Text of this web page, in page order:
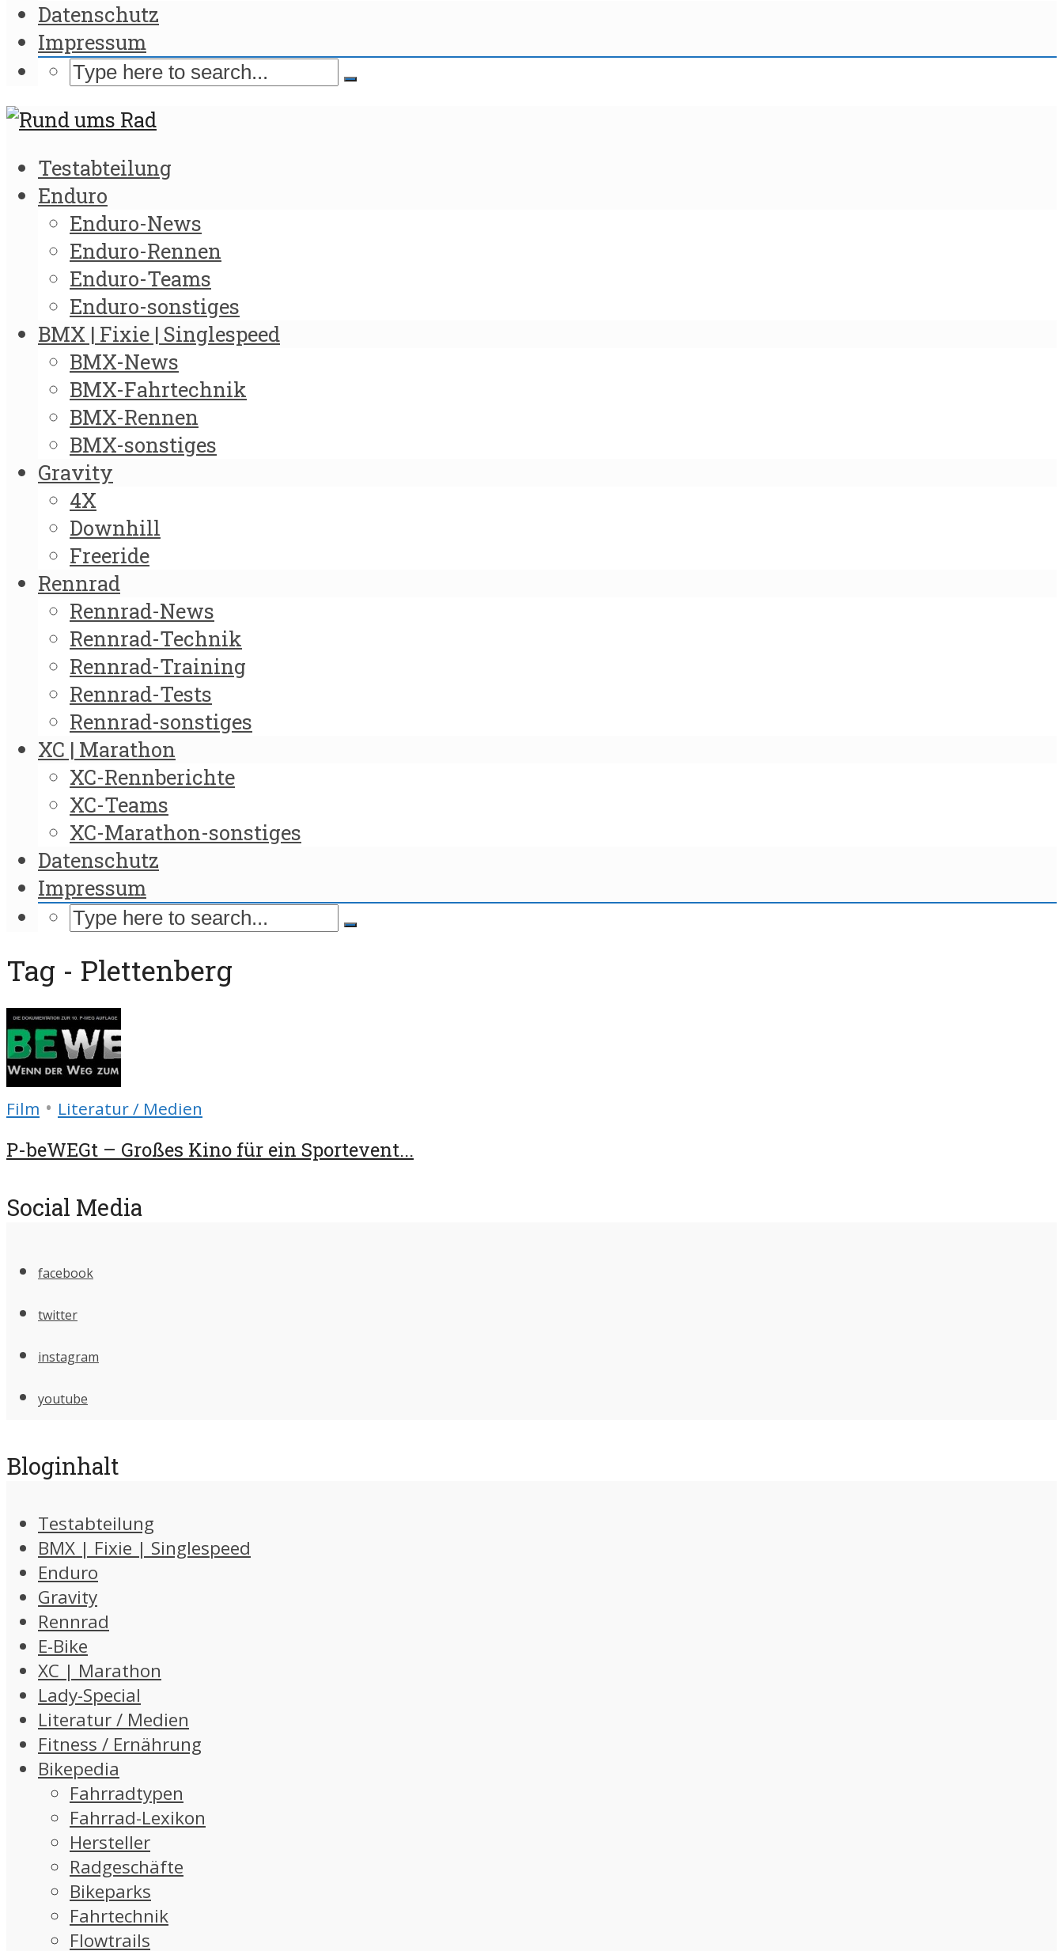
Datenschutz
Impressum
Testabteilung
Enduro
Enduro-News
Enduro-Rennen
Enduro-Teams
Enduro-sonstiges
BMX | Fixie | Singlespeed
BMX-News
BMX-Fahrtechnik
BMX-Rennen
BMX-sonstiges
Gravity
4X
Downhill
Freeride
Rennrad
Rennrad-News
Rennrad-Technik
Rennrad-Training
Rennrad-Tests
Rennrad-sonstiges
XC | Marathon
XC-Rennberichte
XC-Teams
XC-Marathon-sonstiges
Datenschutz
Impressum
Tag - Plettenberg
Film • Literatur / Medien
P-beWEGt – Großes Kino für ein Sportevent...
Social Media
facebook
twitter
instagram
youtube
Bloginhalt
Testabteilung
BMX | Fixie | Singlespeed
Enduro
Gravity
Rennrad
E-Bike
XC | Marathon
Lady-Special
Literatur / Medien
Fitness / Ernährung
Bikepedia
Fahrradtypen
Fahrrad-Lexikon
Hersteller
Radgeschäfte
Bikeparks
Fahrtechnik
Flowtrails